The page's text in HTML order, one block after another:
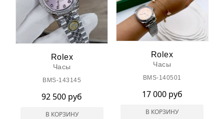
Rolex
Часы
BMS-143145
92 500 руб
В КОРЗИНУ
Rolex
Часы
BMS-140501
17 000 руб
В КОРЗИНУ